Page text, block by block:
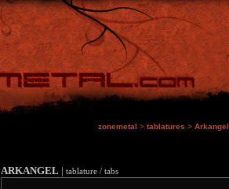
zonemetal > tablatures > Arkangel
ARKANGEL | tablature / tabs